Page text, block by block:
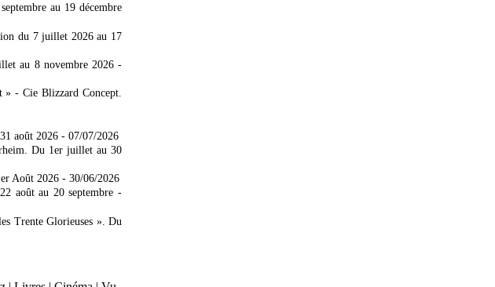
au 19 décembre
du 7 juillet 2026 au 17
au 8 novembre 2026 -
» - Cie Blizzard Concept.
août 2026 - 07/07/2026
Du 1er juillet au 30
Août 2026 - 30/06/2026
août au 20 septembre -
Trente Glorieuses ». Du